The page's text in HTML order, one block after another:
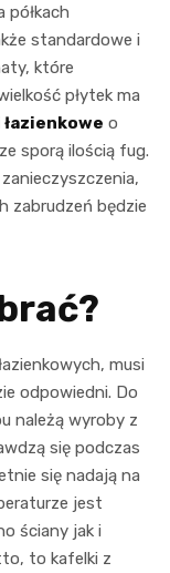
półkach
standardowe i
które
płytek ma
łazienkowe o
sporą ilością fug.
zabrudzeń będzie
musi
odpowiedni. Do
należą wyroby z
się podczas
się nadają na
jest
ściany jak i
to kafelki z